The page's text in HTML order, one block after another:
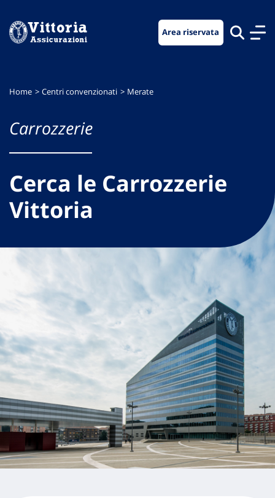
menu
contenuto
footer
Area riservata
Home Centri convenzionati Merate
Carrozzerie
Cerca le Carrozzerie
Vittoria